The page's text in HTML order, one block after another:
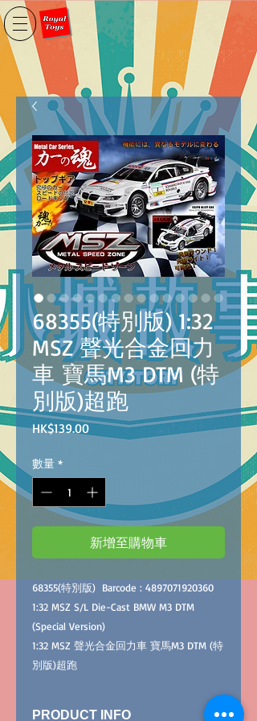
68355(特別版) 1:32
MSZ 聲光合金回力
車 寶馬M3 DTM (特
別版)超跑
HK$139.00價
數量 *
新增至購物車
68355(特別版) Barcode : 4897071920360
1:32 MSZ S/L Die-Cast BMW M3 DTM
(Special Version)
1:32 MSZ 聲光合金回力車 寶馬M3 DTM (特
別版)超跑
PRODUCT INFO